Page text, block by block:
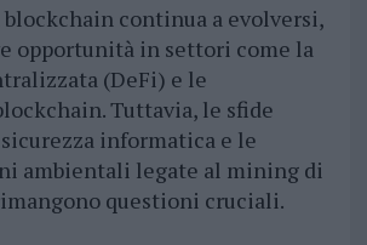
continua a evolversi,
opportunità in settori come la
(DeFi) e le
Tuttavia, le sfide
informatica e le
ambientali legate al mining di
questioni cruciali.